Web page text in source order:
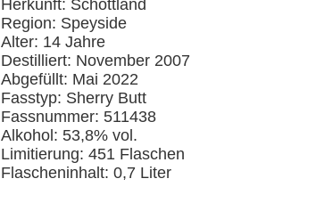
Herkunft: Schottland
Region: Speyside
Alter: 14 Jahre
Destilliert: November 2007
Abgefüllt: Mai 2022
Fasstyp: Sherry Butt
Fassnummer: 511438
Alkohol: 53,8% vol.
Limitierung: 451 Flaschen
Flascheninhalt: 0,7 Liter